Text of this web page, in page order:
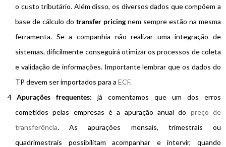
o custo tributário. Além disso, os diversos dados que compõem a
base de cálculo do transfer pricing nem sempre estão na mesma
ferramenta. Se a companhia não realizar uma integração de
sistemas, dificilmente conseguirá otimizar os processos de coleta
e validação de informações. Importante lembrar que os dados do
TP devem ser importados para a ECF.
Apurações frequentes: já comentamos que um dos erros
cometidos pelas empresas é a apuração anual do preço de
transferência. As apurações mensais, trimestrais ou
quadrimestrais possibilitam acompanhar e intervir, quando